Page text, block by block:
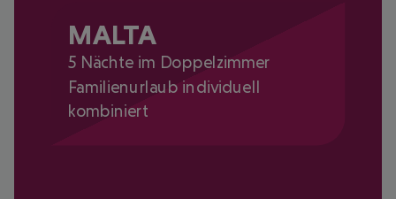
MALTA
5 Nächte im Doppelzimmer
Familienurlaub individuell
kombiniert